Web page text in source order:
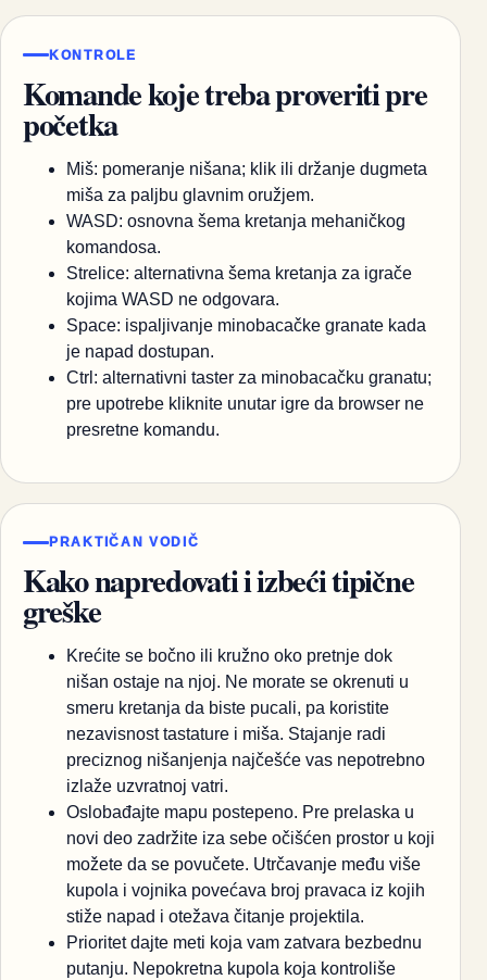
KONTROLE
Komande koje treba proveriti pre
početka
Miš: pomeranje nišana; klik ili držanje dugmeta
miša za paljbu glavnim oružjem.
WASD: osnovna šema kretanja mehaničkog
komandosa.
Strelice: alternativna šema kretanja za igrače
kojima WASD ne odgovara.
Space: ispaljivanje minobacačke granate kada
je napad dostupan.
Ctrl: alternativni taster za minobacačku granatu;
pre upotrebe kliknite unutar igre da browser ne
presretne komandu.
PRAKTIČAN VODIČ
Kako napredovati i izbeći tipične
greške
Krećite se bočno ili kružno oko pretnje dok
nišan ostaje na njoj. Ne morate se okrenuti u
smeru kretanja da biste pucali, pa koristite
nezavisnost tastature i miša. Stajanje radi
preciznog nišanjenja najčešće vas nepotrebno
izlaže uzvratnoj vatri.
Oslobađajte mapu postepeno. Pre prelaska u
novi deo zadržite iza sebe očišćen prostor u koji
možete da se povučete. Utrčavanje među više
kupola i vojnika povećava broj pravaca iz kojih
stiže napad i otežava čitanje projektila.
Prioritet dajte meti koja vam zatvara bezbednu
putanju. Nepokretna kupola koja kontroliše